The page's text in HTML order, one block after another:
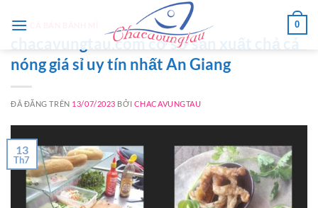
đến
dung
0
CHẢ CÁ BÁN BÁNH MÌ
chacavungtau.com cơ sở sản xuất chả cá
nóng giá sỉ uy tín nhất An Giang
ĐÃ ĐĂNG TRÊN 13/07/2023 BỞI CHACAVUNGTAU
13
Th7